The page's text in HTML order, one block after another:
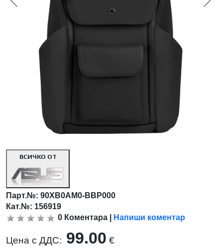
<< Предишна
ВСИЧКО ОТ
Парт.№:90XB0AM0-BBP000
Кат.№: 156919
0 Коментара Напиши коментар
Цена с ДДС: 99.00 €